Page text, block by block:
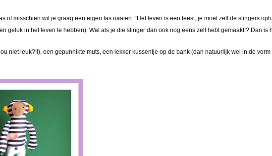
of misschien wil je graag een eigen tas naaien. “Het leven is een feest, je moet zelf de slingers
geluk in het leven te hebben). Wat als je die slinger dan ook nog eens zelf hebt gemaakt!? Dan is
niet leuk?!!), een gepunnikte muts, een lekker kussentje op de bank (dan natuurlijk wel in de